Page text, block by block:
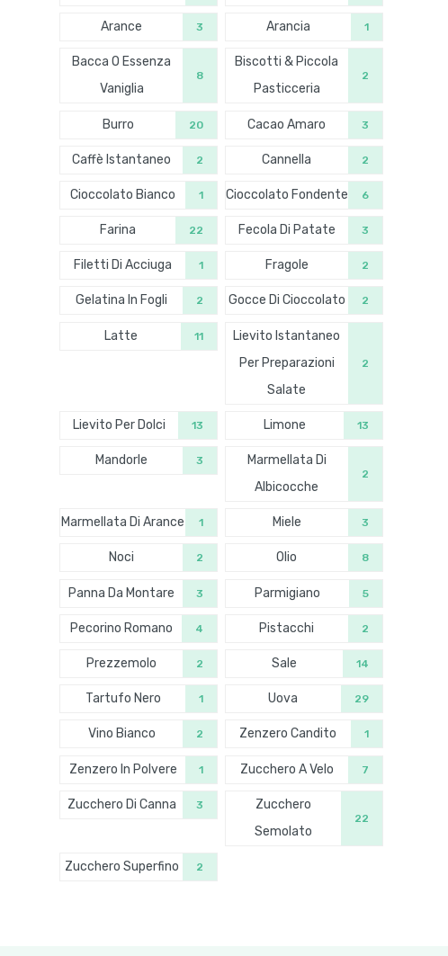
Arance 3 Arancia 1
Bacca O Essenza
Vaniglia
8
Biscotti & Piccola
Pasticceria
2
Burro 20 Cacao Amaro 3
Caffè Istantaneo 2 Cannella 2
Cioccolato Bianco 1 Cioccolato Fondente 6
Farina 22 Fecola Di Patate 3
Filetti Di Acciuga 1 Fragole 2
Gelatina In Fogli 2 Gocce Di Cioccolato 2
Latte 11
Lievito Istantaneo
Per Preparazioni
Salate
2
Lievito Per Dolci 13 Limone 13
Mandorle 3
Marmellata Di
Albicocche
2
Marmellata Di Arance 1 Miele 3
Noci 2 Olio 8
Panna Da Montare 3 Parmigiano 5
Pecorino Romano 4 Pistacchi 2
Prezzemolo 2 Sale 14
Tartufo Nero 1 Uova 29
Vino Bianco 2 Zenzero Candito 1
Zenzero In Polvere 1 Zucchero A Velo 7
Zucchero Di Canna 3
Zucchero
Semolato
22
Zucchero Superfino 2